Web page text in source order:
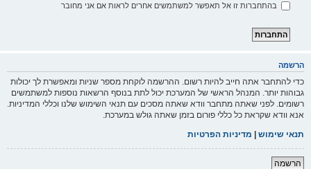
בהתחברות זו אל תאפשר למשתמשים אחרים לראות אם אני מחובר
הרשמה
כדי להתחבר אתה חייב להיות רשום. ההרשמה לוקחת מספר שניות ומאפשרת לך יכולות
גבוהות יותר. המנהל הראשי של המערכת יכול לתת בנוסף הרשאות נוספות למשתמשים
רשומים. לפני שאתה מתחבר וודא שאתה מסכים עם תנאי השימוש שלנו וכללי המדיניות.
אנא וודא שקראת כל כללי פורום בזמן שאתה גולש במערכת.
תנאי שימוש | מדיניות הפרטיות
הרשמה